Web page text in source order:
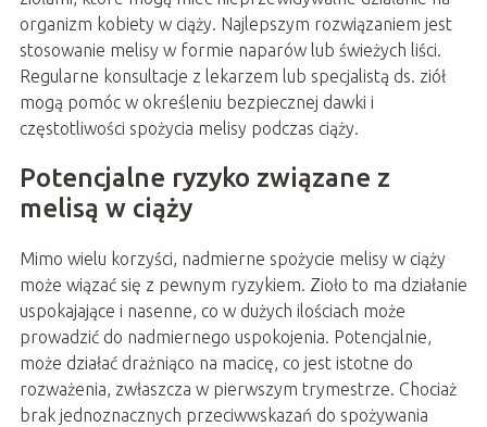
organizm kobiety w ciąży. Najlepszym rozwiązaniem jest
stosowanie melisy w formie naparów lub świeżych liści.
Regularne konsultacje z lekarzem lub specjalistą ds. ziół
mogą pomóc w określeniu bezpiecznej dawki i
częstotliwości spożycia melisy podczas ciąży.
Potencjalne ryzyko związane z
melisą w ciąży
Mimo wielu korzyści, nadmierne spożycie melisy w ciąży
może wiązać się z pewnym ryzykiem. Zioło to ma działanie
uspokajające i nasenne, co w dużych ilościach może
prowadzić do nadmiernego uspokojenia. Potencjalnie,
może działać drażniąco na macicę, co jest istotne do
rozważenia, zwłaszcza w pierwszym trymestrze. Chociaż
brak jednoznacznych przeciwwskazań do spożywania